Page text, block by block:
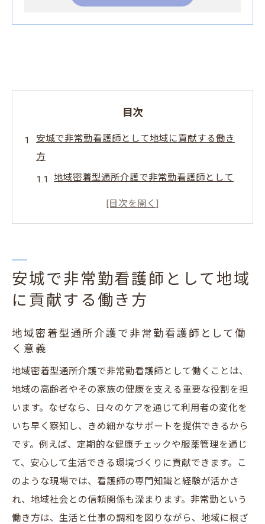
目次
安城で非常勤看護師として地域に貢献する働き
方
地域密着型通所介護で非常勤看護師として
役割とは
非常勤で地域社会とつながる働き方の魅力
景
制
ワークライフバランス重視の非常勤勤務を安城
で実現
非常勤看護師求人で叶う柔軟な働き方のポ
イント
家庭や趣味と両立できる非常勤勤務の魅力
安城で非常勤看護師として地域
に貢献する働き方
地域密着型通所介護で非常勤看護師として働
く意義
地域密着型通所介護で非常勤看護師として働くことは、
地域の高齢者やその家族の健康を支える重要な役割を担
います。なぜなら、日々のケアを通じて利用者の変化を
いち早く察知し、きめ細かなサポートを提供できるから
です。例えば、定期的な健康チェックや服薬管理を通じ
て、安心して生活できる環境づくりに貢献できます。こ
のような現場では、看護師の専門知識と経験が活かさ
れ、地域社会との信頼関係も深まります。非常勤という
働き方は、生活と仕事の調和を図りながら、地域に根ざ